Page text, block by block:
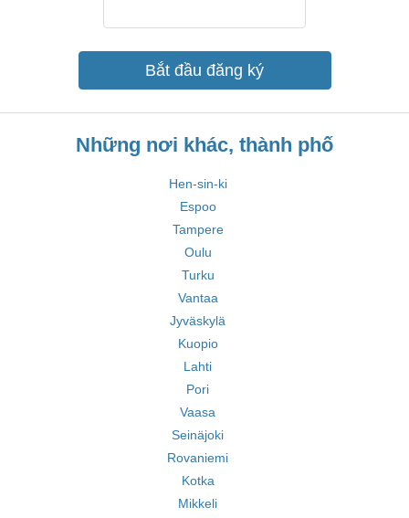
Bắt đầu đăng ký
Những nơi khác, thành phố
Hen-sin-ki
Espoo
Tampere
Oulu
Turku
Vantaa
Jyväskylä
Kuopio
Lahti
Pori
Vaasa
Seinäjoki
Rovaniemi
Kotka
Mikkeli